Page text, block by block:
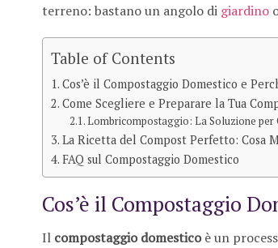
terreno: bastano un angolo di giardino
Table of Contents
Cos’è il Compostaggio Domestico e
Come Scegliere e Preparare la Tua
Lombricompostaggio: La Soluzione per
La Ricetta del Compost Perfetto: Cosa
FAQ sul Compostaggio Domestico
Cos’è il Compostaggio
Il compostaggio domesticoè un